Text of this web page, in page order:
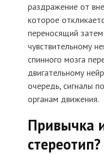
раздражение от
которое
переносящий затем
чувствительному
спинного мозга
двигательному
очередь, сигналы
органам движения.
Привычка
стереотип?